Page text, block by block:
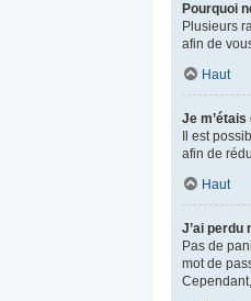
Pourquoi
Plusieurs
afin de
Haut
Je
Il est
afin de
Haut
J’ai perdu
Pas de
mot de